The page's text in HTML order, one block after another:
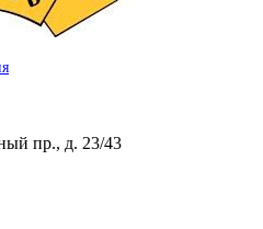
пр., д. 23/43